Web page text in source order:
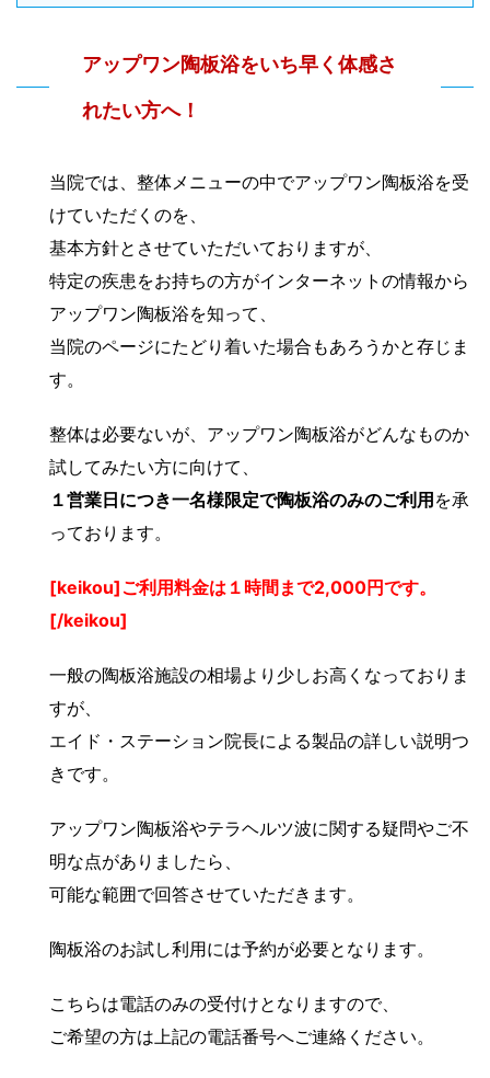
アップワン陶板浴をいち早く体感さ
れたい方へ！
当院では、整体メニューの中でアップワン陶板浴を受
けていただくのを、
基本方針とさせていただいておりますが、
特定の疾患をお持ちの方がインターネットの情報から
アップワン陶板浴を知って、
当院のページにたどり着いた場合もあろうかと存じま
す。
整体は必要ないが、アップワン陶板浴がどんなものか
試してみたい方に向けて、
１営業日につき一名様限定で陶板浴のみのご利用を承
っております。
[keikou]ご利用料金は１時間まで2,000円です。
[/keikou]
一般の陶板浴施設の相場より少しお高くなっておりま
すが、
エイド・ステーション院長による製品の詳しい説明つ
きです。
アップワン陶板浴やテラヘルツ波に関する疑問やご不
明な点がありましたら、
可能な範囲で回答させていただきます。
陶板浴のお試し利用には予約が必要となります。
こちらは電話のみの受付けとなりますので、
ご希望の方は上記の電話番号へご連絡ください。